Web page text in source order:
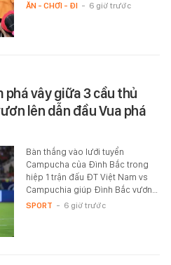
ĂN - CHƠI - ĐI - 6 giờ trước
phá vây giữa 3 cầu thủ
lên dẫn đầu Vua phá
Bàn thắng vào lưới tuyển
Campucha của Đình Bắc trong
hiệp 1 trận đấu ĐT Việt Nam vs
Campuchia giúp Đình Bắc vươn…
SPORT - 6 giờ trước